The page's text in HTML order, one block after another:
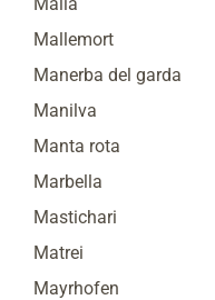
Mallemort
Manerba del garda
Manilva
Manta rota
Marbella
Mastichari
Matrei
Mayrhofen